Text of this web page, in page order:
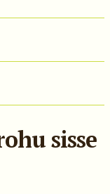
sisse